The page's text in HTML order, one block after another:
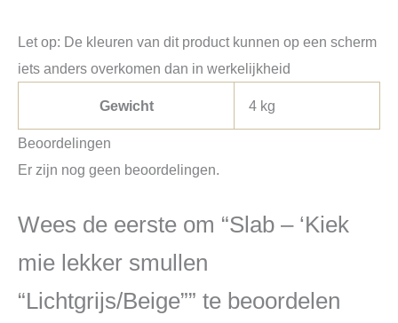
Let op: De kleuren van dit product kunnen op een scherm
iets anders overkomen dan in werkelijkheid
Gewicht 4 kg
Beoordelingen
Er zijn nog geen beoordelingen.
Wees de eerste om “Slab – ‘Kiek
mie lekker smullen
“Lichtgrijs/Beige”” te beoordelen